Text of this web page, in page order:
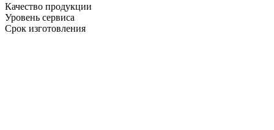
Качество продукции
Уровень сервиса
Срок изготовления